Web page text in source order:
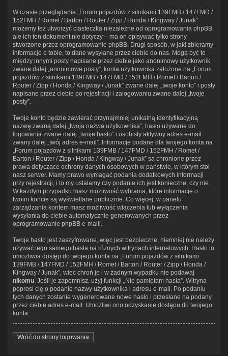
W czasie przeglądania „Forum pojazdów z silnikami 139FMB / 147FMD /
152FMH / Romet / Barton / Router / Zipp / Honda / Kingway / Junak”
możemy też utworzyć ciasteczka niezależne od oprogramowania phpBB,
ale ich ten dokument nie dotyczy – ma on opisywać tylko strony
stworzone przez oprogramowanie phpBB. Drugi sposób, w jaki zbieramy
informacje o tobie, to dane wysyłane przez ciebie do nas. Mogą być to
między innymi posty napisane przez ciebie jako anonimowy użytkownik
zwane dalej „anonimowe posty”, konta użytkownika założone na „Forum
pojazdów z silnikami 139FMB / 147FMD / 152FMH / Romet / Barton /
Router / Zipp / Honda / Kingway / Junak” zwane dalej „twoje konto” i posty
napisane przez ciebie po rejestracji i zalogowaniu zwane dalej „twoje
posty”.
Twoje konto będzie zawierać przynajmniej unikalną identyfikacyjną
nazwę zwaną dalej „twoja nazwa użytkownika”, hasło używane do
logowania zwane dalej „twoje hasło” i osobisty aktywny adres e-mail
zwany dalej „twój adres e-mail”. Informacje podane dla twojego konta na
„Forum pojazdów z silnikami 139FMB / 147FMD / 152FMH / Romet /
Barton / Router / Zipp / Honda / Kingway / Junak” są chronione przez
prawa dotyczące ochrony danych osobowych w państwie, w którym stoi
nasz serwer. Mamy prawo wymagać podania dodatkowych informacji
przy rejestracji, i to my ustalamy czy podanie ich jest konieczne, czy nie.
W każdym przypadku masz możliwość wybrania, które informacje o
twoim koncie są wyświetlane publicznie. Co więcej, w panelu
zarządzania kontem masz możliwość włączenia lub wyłączenia
wysyłania do ciebie automatycznie generowanych przez
oprogramowanie phpBB e-maili.
Twoje hasło jest zaszyfrowane, więc jest bezpieczne, niemniej nie należy
używać tego samego hasła na różnych witrynach internetowych. Hasło to
umożliwia dostęp do twojego konta na „Forum pojazdów z silnikami
139FMB / 147FMD / 152FMH / Romet / Barton / Router / Zipp / Honda /
Kingway / Junak”, więc chroń je i w żadnym wypadku nie podawaj
nikomu. Jeśli je zapomnisz, użyj funkcji „Nie pamiętam hasła”. Witryna
poprosi cię o podanie nazwy użytkownika i adresu e-mail. Po podaniu
tych danych zostanie wygenerowane nowe hasło i przesłane na podany
przez ciebie adres e-mail. Umożliwi ono odzyskanie dostępu do twojego
konta.
Wróć do strony logowania